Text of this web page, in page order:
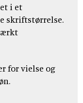
i et
skriftstørrelse.
for vielse og